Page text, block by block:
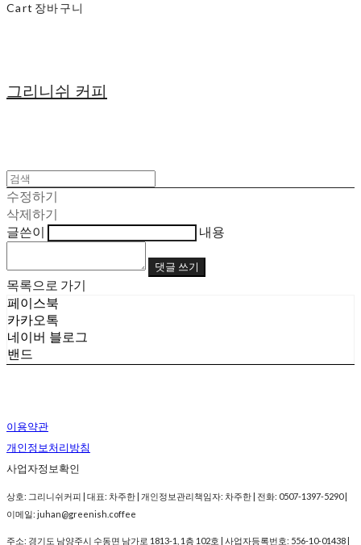
Cart 장바구니
그리니쉬 커피
수정하기
삭제하기
글쓴이
내용
댓글 쓰기
목록으로 가기
페이스북
카카오톡
네이버 블로그
밴드
이용약관
개인정보처리방침
사업자정보확인
상호: 그리니쉬커피 | 대표: 차주한 | 개인정보관리책임자: 차주한 | 전화: 0507-1397-5290 |
이메일: juhan@greenish.coffee
주소: 경기도 남양주시 수동면 남가로 1813-1, 1층 102호 | 사업자등록번호: 556-10-01438 |